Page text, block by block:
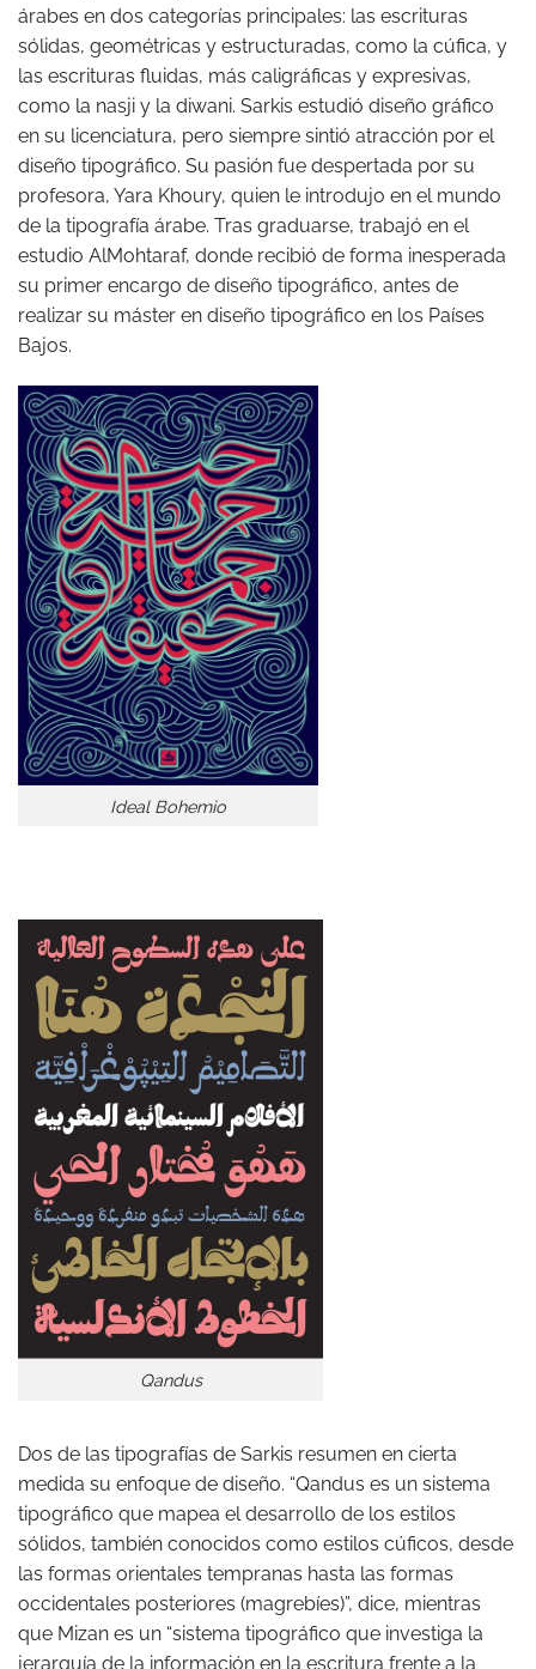
árabes en dos categorías principales: las escrituras
sólidas, geométricas y estructuradas, como la cúfica, y
las escrituras fluidas, más caligráficas y expresivas,
como la nasji y la diwani. Sarkis estudió diseño gráfico
en su licenciatura, pero siempre sintió atracción por el
diseño tipográfico. Su pasión fue despertada por su
profesora, Yara Khoury, quien le introdujo en el mundo
de la tipografía árabe. Tras graduarse, trabajó en el
estudio AlMohtaraf, donde recibió de forma inesperada
su primer encargo de diseño tipográfico, antes de
realizar su máster en diseño tipográfico en los Países
Bajos.
Ideal Bohemio
Qandus
Dos de las tipografías de Sarkis resumen en cierta
medida su enfoque de diseño. “Qandus es un sistema
tipográfico que mapea el desarrollo de los estilos
sólidos, también conocidos como estilos cúficos, desde
las formas orientales tempranas hasta las formas
occidentales posteriores (magrebíes)”, dice, mientras
que Mizan es un “sistema tipográfico que investiga la
jerarquía de la información en la escritura frente a la